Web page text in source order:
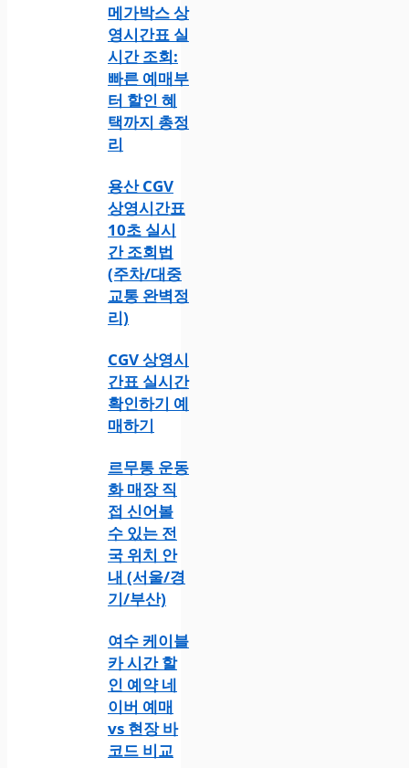
메가박스 상
영시간표 실
시간 조회:
빠른 예매부
터 할인 혜
택까지 총정
리
용산 CGV
상영시간표
10초 실시
간 조회법
(주차/대중
교통 완벽정
리)
CGV 상영시
간표 실시간
확인하기 예
매하기
르무통 운동
화 매장 직
접 신어볼
수 있는 전
국 위치 안
내 (서울/경
기/부산)
여수 케이블
카 시간 할
인 예약 네
이버 예매
vs 현장 바
코드 비교